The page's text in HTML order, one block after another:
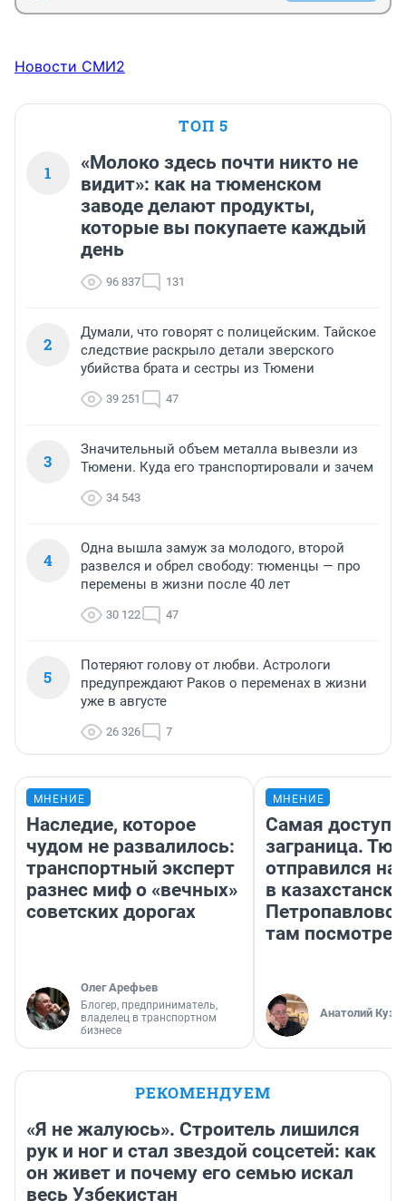
Новости СМИ2
ТОП 5
1
«Молоко здесь почти никто не
видит»: как на тюменском
заводе делают продукты,
которые вы покупаете каждый
день
96 837 131
2
Думали, что говорят с полицейским. Тайское
следствие раскрыло детали зверского
убийства брата и сестры из Тюмени
39 251 47
3
Значительный объем металла вывезли из
Тюмени. Куда его транспортировали и зачем
34 543
4
Одна вышла замуж за молодого, второй
развелся и обрел свободу: тюменцы — про
перемены в жизни после 40 лет
30 122 47
5
Потеряют голову от любви. Астрологи
предупреждают Раков о переменах в жизни
уже в августе
26 326 7
МНЕНИЕ
Наследие, которое
чудом не развалилось:
транспортный эксперт
разнес миф о «вечных»
советских дорогах
Олег Арефьев
Блогер, предприниматель,
владелец в транспортном
бизнесе
МНЕНИЕ
Самая
заграница.
отправился
в
там
Анатолий
РЕКОМЕНДУЕМ
«Я не жалуюсь». Строитель лишился
рук и ног и стал звездой соцсетей: как
он живет и почему его семью искал
весь Узбекистан